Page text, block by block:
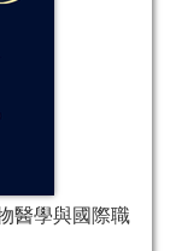
醫學與國際職